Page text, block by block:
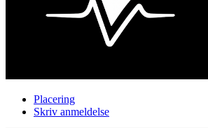
Placering
Skriv anmeldelse